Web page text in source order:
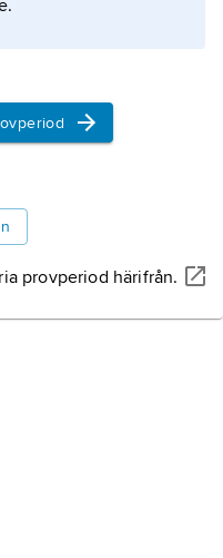
provperiod härifrån.